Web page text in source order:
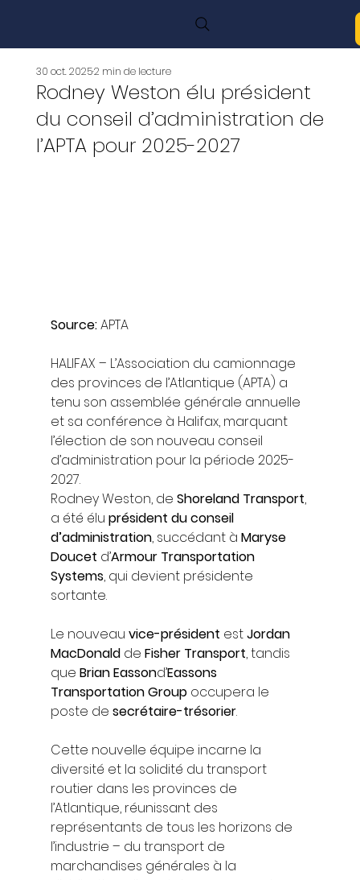
Rodney Weston élu président
du conseil d’administration de
l’APTA pour 2025-2027
30 oct. 20252 min de lecture
Source: APTA
HALIFAX – L’Association du camionnage
des provinces de l’Atlantique (APTA) a
tenu son assemblée générale annuelle
et sa conférence à Halifax, marquant
l’élection de son nouveau conseil
d’administration pour la période 2025-
2027.
Rodney Weston, de Shoreland Transport,
a été élu président du conseil
d’administration, succédant à Maryse
Doucet d’Armour Transportation
Systems, qui devient présidente
sortante.
Le nouveau vice-président est Jordan
MacDonald de Fisher Transport, tandis
que Brian Eassond’Eassons
Transportation Group occupera le
poste de secrétaire-trésorier.
Cette nouvelle équipe incarne la
diversité et la solidité du transport
routier dans les provinces de
l’Atlantique, réunissant des
représentants de tous les horizons de
l’industrie – du transport de
marchandises générales à la